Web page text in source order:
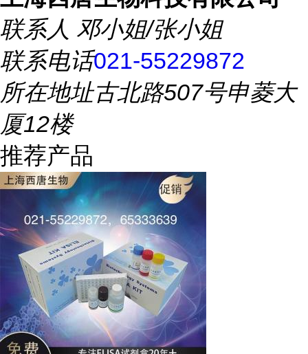
联系人 邓小姐/张小姐
联系电话021-55229872
所在地址古北路507号申菱大
厦12楼
推荐产品